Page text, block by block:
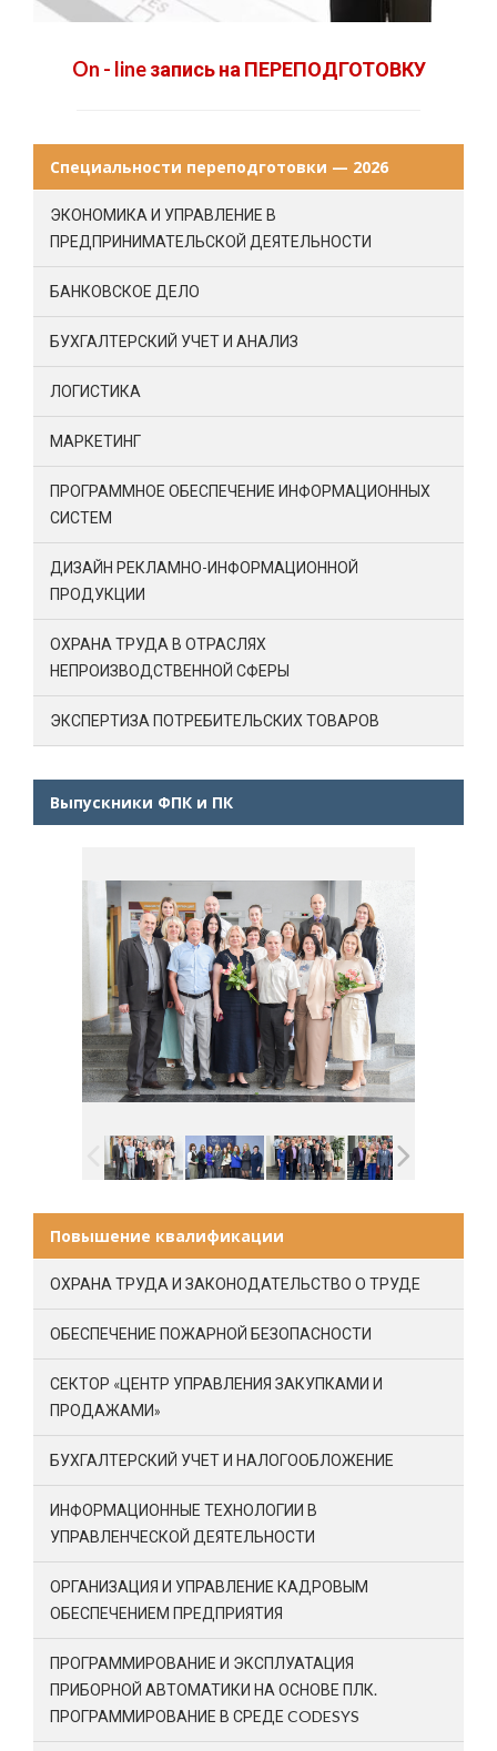
On - line запись на ПЕРЕПОДГОТОВКУ
Специальности переподготовки — 2026
ЭКОНОМИКА И УПРАВЛЕНИЕ В
ПРЕДПРИНИМАТЕЛЬСКОЙ ДЕЯТЕЛЬНОСТИ
БАНКОВСКОЕ ДЕЛО
БУХГАЛТЕРСКИЙ УЧЕТ И АНАЛИЗ
ЛОГИСТИКА
МАРКЕТИНГ
ПРОГРАММНОЕ ОБЕСПЕЧЕНИЕ ИНФОРМАЦИОННЫХ
СИСТЕМ
ДИЗАЙН РЕКЛАМНО-ИНФОРМАЦИОННОЙ
ПРОДУКЦИИ
ОХРАНА ТРУДА В ОТРАСЛЯХ
НЕПРОИЗВОДСТВЕННОЙ СФЕРЫ
ЭКСПЕРТИЗА ПОТРЕБИТЕЛЬСКИХ ТОВАРОВ
Выпускники ФПК и ПК
Повышение квалификации
ОХРАНА ТРУДА И ЗАКОНОДАТЕЛЬСТВО О ТРУДЕ
ОБЕСПЕЧЕНИЕ ПОЖАРНОЙ БЕЗОПАСНОСТИ
СЕКТОР «ЦЕНТР УПРАВЛЕНИЯ ЗАКУПКАМИ И
ПРОДАЖАМИ»
БУХГАЛТЕРСКИЙ УЧЕТ И НАЛОГООБЛОЖЕНИЕ
ИНФОРМАЦИОННЫЕ ТЕХНОЛОГИИ В
УПРАВЛЕНЧЕСКОЙ ДЕЯТЕЛЬНОСТИ
ОРГАНИЗАЦИЯ И УПРАВЛЕНИЕ КАДРОВЫМ
ОБЕСПЕЧЕНИЕМ ПРЕДПРИЯТИЯ
ПРОГРАММИРОВАНИЕ И ЭКСПЛУАТАЦИЯ
ПРИБОРНОЙ АВТОМАТИКИ НА ОСНОВЕ ПЛК.
ПРОГРАММИРОВАНИЕ В СРЕДЕ CODESYS